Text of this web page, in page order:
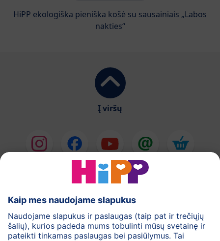
HiPP ekologiška pieniška košė su sausainiais „Labos
nakties“
Į viršų
HiPP Pieno mišiniai
HiPP Kūdikių maistas
Odos priežiūra
Nėštumas
Privatumo politika